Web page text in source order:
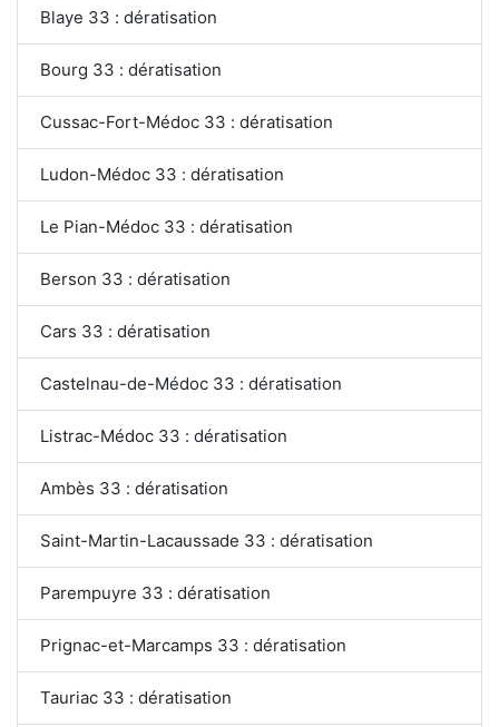
Blaye 33 : dératisation
Bourg 33 : dératisation
Cussac-Fort-Médoc 33 : dératisation
Ludon-Médoc 33 : dératisation
Le Pian-Médoc 33 : dératisation
Berson 33 : dératisation
Cars 33 : dératisation
Castelnau-de-Médoc 33 : dératisation
Listrac-Médoc 33 : dératisation
Ambès 33 : dératisation
Saint-Martin-Lacaussade 33 : dératisation
Parempuyre 33 : dératisation
Prignac-et-Marcamps 33 : dératisation
Tauriac 33 : dératisation